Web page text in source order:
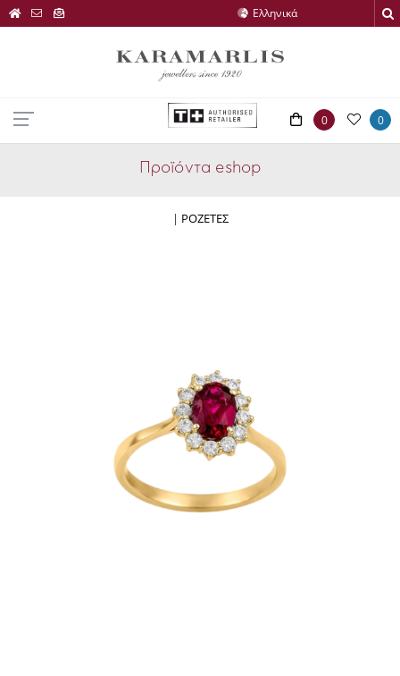
0 0
Προϊόντα eshop
| ΡΟΖΕΤΕΣ